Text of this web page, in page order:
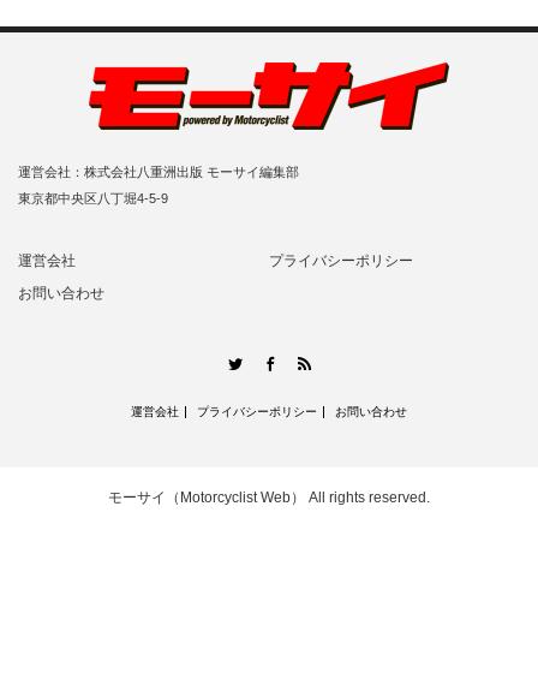
運営会社：株式会社八重洲出版 モーサイ編集部
東京都中央区八丁堀4-5-9
運営会社
プライバシーポリシー
お問い合わせ
TwitterFacebook
運営会社 プライバシーポリシー お問い合わせ
モーサイ（Motorcyclist Web） All rights reserved.